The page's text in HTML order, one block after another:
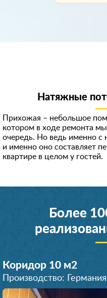
Натяжные
Прихожая – небольшое
котором в ходе ремонта
очередь. Но ведь именно с
и именно оно составляет
квартире в целом у гостей.
Более
Коридор 10 м2
Производство: Германия